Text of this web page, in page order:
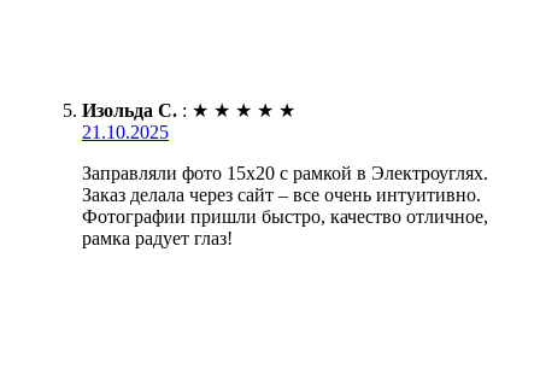
Изольда С. : ★ ★ ★ ★ ★
21.10.2025
Заправляли фото 15х20 с рамкой в Электроуглях.
Заказ делала через сайт – все очень интуитивно.
Фотографии пришли быстро, качество отличное,
рамка радует глаз!